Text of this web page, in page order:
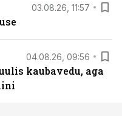
03.08.26, 11:57
04.08.26, 09:56
kaubavedu, aga